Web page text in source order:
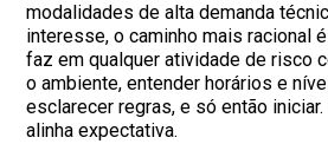
modalidades de alta demanda
interesse, o caminho mais racional
faz em qualquer atividade de risco
o ambiente, entender horários e
esclarecer regras, e só então
alinha expectativa.